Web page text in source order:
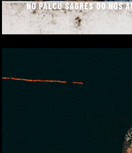
NO PALCO SAGRES DO NOS